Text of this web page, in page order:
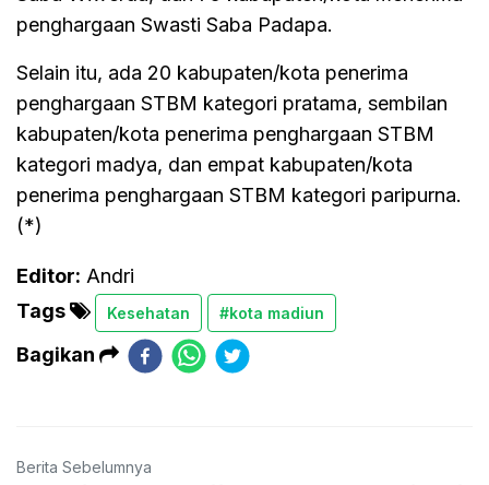
penghargaan Swasti Saba Padapa.
Selain itu, ada 20 kabupaten/kota penerima
penghargaan STBM kategori pratama, sembilan
kabupaten/kota penerima penghargaan STBM
kategori madya, dan empat kabupaten/kota
penerima penghargaan STBM kategori paripurna.
(*)
Editor: Andri
Tags
Kesehatan #kota madiun
Bagikan
Berita Sebelumnya